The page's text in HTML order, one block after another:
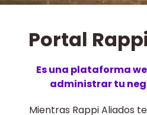
Portal
Es una plataforma
administrar tu
Mientras Rappi Aliados